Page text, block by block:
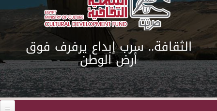
الثقافة.. سرب إبداع يرفرف فوق
أرض الوطن